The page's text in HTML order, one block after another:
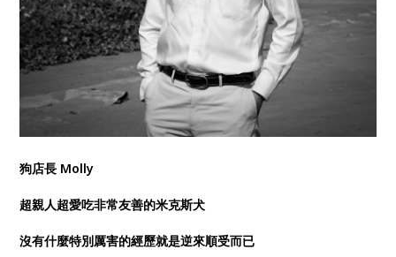
狗店長 Molly
超親人超愛吃非常友善的米克斯犬
沒有什麼特別厲害的經歷就是逆來順受而已